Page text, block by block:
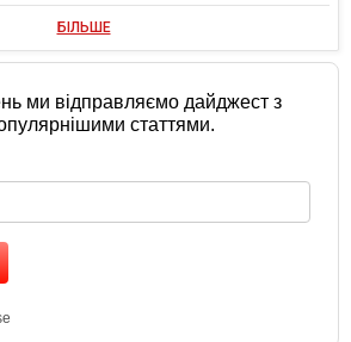
БІЛЬШЕ
ми відправляємо дайджест з
статтями.